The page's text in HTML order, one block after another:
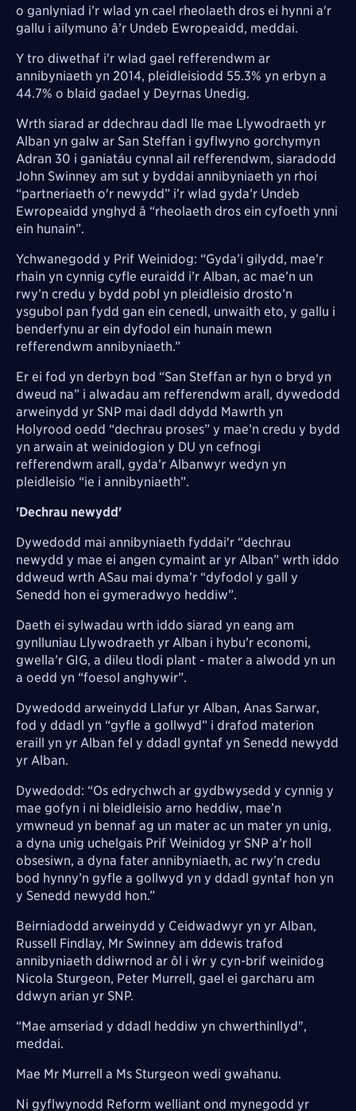
o ganlyniad i’r wlad yn cael rheolaeth dros ei hynni a'r
gallu i ailymuno â’r Undeb Ewropeaidd, meddai.
Y tro diwethaf i'r wlad gael refferendwm ar
annibyniaeth yn 2014, pleidleisiodd 55.3% yn erbyn a
44.7% o blaid gadael y Deyrnas Unedig.
Wrth siarad ar ddechrau dadl lle mae Llywodraeth yr
Alban yn galw ar San Steffan i gyflwyno gorchymyn
Adran 30 i ganiatáu cynnal ail refferendwm, siaradodd
John Swinney am sut y byddai annibyniaeth yn rhoi
“partneriaeth o'r newydd” i’r wlad gyda’r Undeb
Ewropeaidd ynghyd â “rheolaeth dros ein cyfoeth ynni
ein hunain”.
Ychwanegodd y Prif Weinidog: “Gyda’i gilydd, mae’r
rhain yn cynnig cyfle euraidd i’r Alban, ac mae’n un
rwy’n credu y bydd pobl yn pleidleisio drosto’n
ysgubol pan fydd gan ein cenedl, unwaith eto, y gallu i
benderfynu ar ein dyfodol ein hunain mewn
refferendwm annibyniaeth.”
Er ei fod yn derbyn bod “San Steffan ar hyn o bryd yn
dweud na” i alwadau am refferendwm arall, dywedodd
arweinydd yr SNP mai dadl ddydd Mawrth yn
Holyrood oedd “dechrau proses” y mae’n credu y bydd
yn arwain at weinidogion y DU yn cefnogi
refferendwm arall, gyda’r Albanwyr wedyn yn
pleidleisio “ie i annibyniaeth”.
'Dechrau newydd'
Dywedodd mai annibyniaeth fyddai'r “dechrau
newydd y mae ei angen cymaint ar yr Alban” wrth iddo
ddweud wrth ASau mai dyma’r “dyfodol y gall y
Senedd hon ei gymeradwyo heddiw”.
Daeth ei sylwadau wrth iddo siarad yn eang am
gynlluniau Llywodraeth yr Alban i hybu’r economi,
gwella’r GIG, a dileu tlodi plant - mater a alwodd yn un
a oedd yn “foesol anghywir”.
Dywedodd arweinydd Llafur yr Alban, Anas Sarwar,
fod y ddadl yn “gyfle a gollwyd” i drafod materion
eraill yn yr Alban fel y ddadl gyntaf yn Senedd newydd
yr Alban.
Dywedodd: “Os edrychwch ar gydbwysedd y cynnig y
mae gofyn i ni bleidleisio arno heddiw, mae’n
ymwneud yn bennaf ag un mater ac un mater yn unig,
a dyna unig uchelgais Prif Weinidog yr SNP a’r holl
obsesiwn, a dyna fater annibyniaeth, ac rwy’n credu
bod hynny’n gyfle a gollwyd yn y ddadl gyntaf hon yn
y Senedd newydd hon.”
Beirniadodd arweinydd y Ceidwadwyr yn yr Alban,
Russell Findlay, Mr Swinney am ddewis trafod
annibyniaeth ddiwrnod ar ôl i ŵr y cyn-brif weinidog
Nicola Sturgeon, Peter Murrell, gael ei garcharu am
ddwyn arian yr SNP.
“Mae amseriad y ddadl heddiw yn chwerthinllyd",
meddai.
Mae Mr Murrell a Ms Sturgeon wedi gwahanu.
Ni gyflwynodd Reform welliant ond mynegodd yr